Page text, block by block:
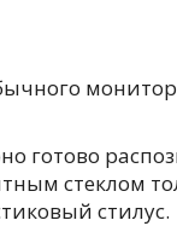
готово
стеклом
стилус.